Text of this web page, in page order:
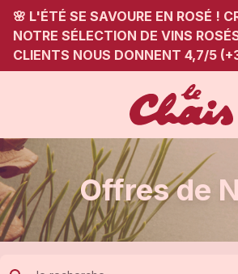
🌸 L'ÉTÉ SE SAVOURE EN ROSÉ !
NOTRE SÉLECTION DE VINS
CLIENTS NOUS DONNENT 4,7/5
Offres de